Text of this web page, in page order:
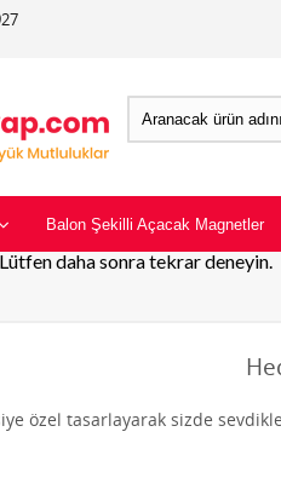
Balon Şekilli Açacak Magnetler
daha sonra tekrar deneyin.
özel tasarlayarak sizde